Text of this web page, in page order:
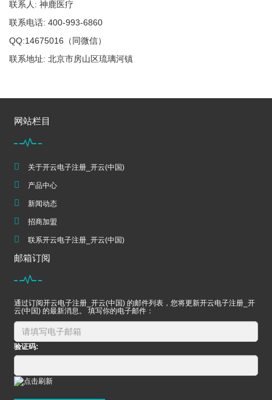
联系人: 神鹿医疗
联系电话: 400-993-6860
QQ:14675016（同微信）
联系地址: 北京市房山区琉璃河镇
网站栏目
关于开云电子注册_开云(中国)
产品中心
新闻动态
招商加盟
联系开云电子注册_开云(中国)
邮箱订阅
通过订阅开云电子注册_开云(中国) 的邮件列表，您将更新开云电子注册_开
云(中国) 的最新消息。 填写你的电子邮件：
验证码: